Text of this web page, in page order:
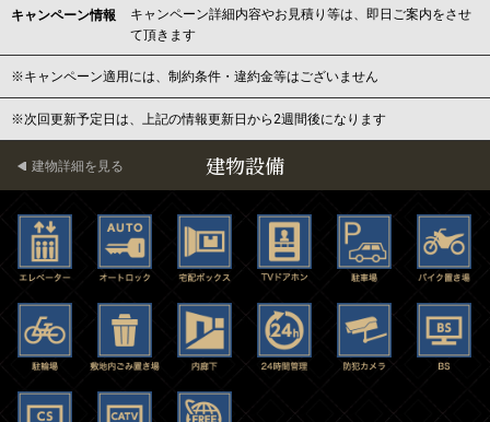
キャンペーン情報
キャンペーン詳細内容やお見積り等は、即日ご案内をさせ
て頂きます
※キャンペーン適用には、制約条件・違約金等はございません
※次回更新予定日は、上記の情報更新日から2週間後になります
建物設備
建物詳細を見る